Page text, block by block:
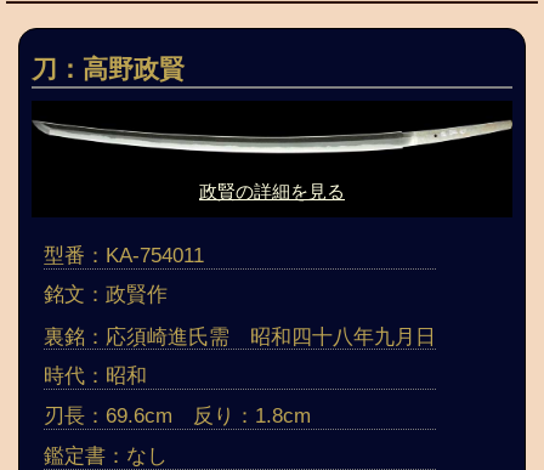
刀：高野政賢
政賢の詳細を見る
型番：KA-754011
銘文：政賢作
裏銘：応須崎進氏需 昭和四十八年九月日
時代：昭和
刃長：69.6cm 反り：1.8cm
鑑定書：なし